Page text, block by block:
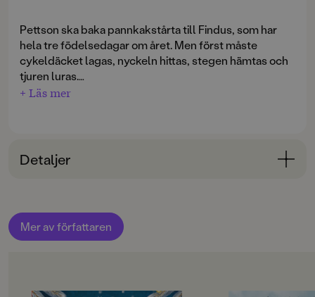
Pettson ska baka pannkakstårta till Findus, som har
hela tre födelsedagar om året. Men först måste
cykeldäcket lagas, nyckeln hittas, stegen hämtas och
tjuren luras.
+ Läs mer
Detaljer
ORIGINALSPRÅK
Svenska
Mer av författaren